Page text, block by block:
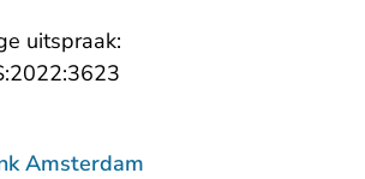
uitspraak:
Amsterdam